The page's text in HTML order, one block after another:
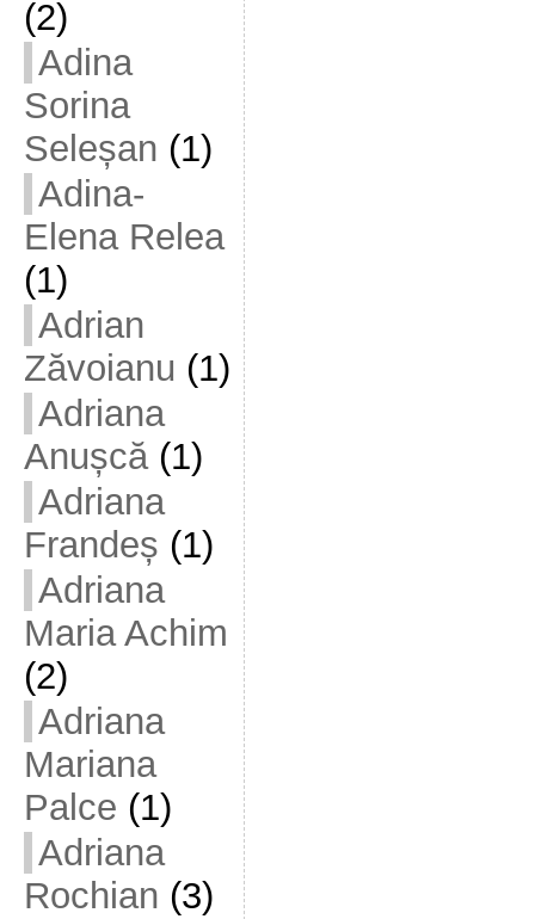
(2)
Adina
Sorina
Seleșan (1)
Adina-
Elena Relea
(1)
Adrian
Zăvoianu (1)
Adriana
Anușcă(1)
Adriana
Frandeș (1)
Adriana
Maria Achim
(2)
Adriana
Mariana
Palce (1)
Adriana
Rochian (3)